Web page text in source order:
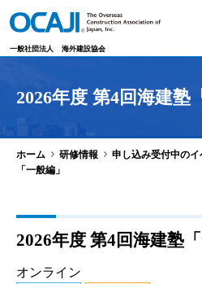
一般社団法人 海外建設協会
2026年度 第4回海建塾
ホーム > 研修情報 > 申し込み受付中のイ
「一般編」
2026年度 第4回海建塾「
オンライン